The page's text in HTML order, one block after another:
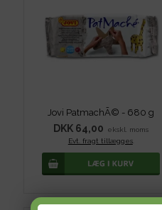
Jovi PatmachÃ© - 680 g
DKK 64,00
ekskl. moms
Evt. fragt tillægges.